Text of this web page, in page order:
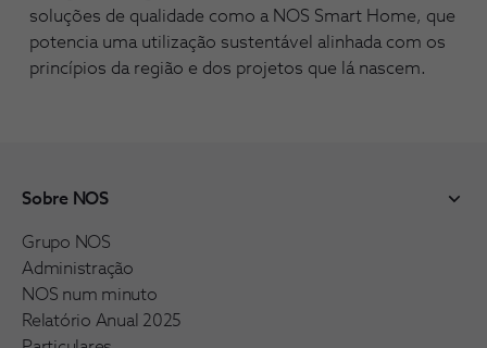
soluções de qualidade como a NOS Smart Home, que
potencia uma utilização sustentável alinhada com os
princípios da região e dos projetos que lá nascem.
Sobre NOS
Grupo NOS
Administração
NOS num minuto
Relatório Anual 2025